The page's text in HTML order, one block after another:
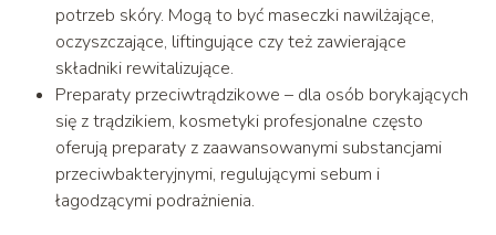
potrzeb skóry. Mogą to być maseczki nawilżające,
oczyszczające, liftingujące czy też zawierające
składniki rewitalizujące.
Preparaty przeciwtrądzikowe – dla osób borykających
się z trądzikiem, kosmetyki profesjonalne często
oferują preparaty z zaawansowanymi substancjami
przeciwbakteryjnymi, regulującymi sebum i
łagodzącymi podrażnienia.